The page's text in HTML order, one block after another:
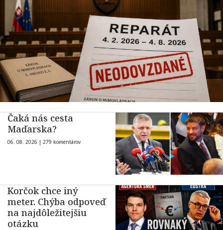
Čaká nás cesta
Maďarska?
06. 08. 2026 | 279 komentárov
Korčok chce iný
meter. Chýba odpoveď
na najdôležitejšiu
otázku